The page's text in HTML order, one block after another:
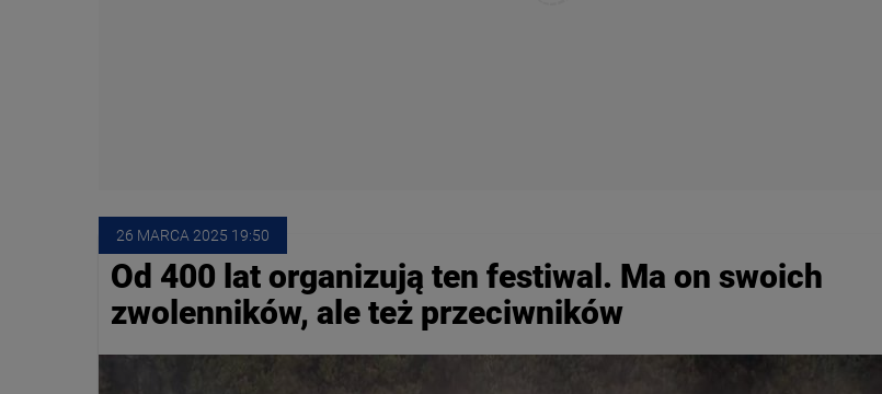
Od 400 lat organizują ten festiwal. Ma on swoich
zwolenników, ale też przeciwników
26 MARCA 2025 19:50